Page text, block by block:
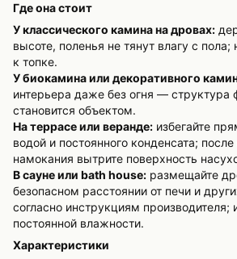
Где она стоит
У классического камина на дровах:
высоте, поленья не тянут влагу с
к топке.
У биокамина или декоративного
интерьера даже без огня —
становится объектом.
На террасе или веранде: избегайте
водой и постоянного конденсата; после
намокания вытрите поверхность
В сауне или bath house: размещайте
безопасном расстоянии от печи и
согласно инструкциям производителя;
постоянной влажности.
Характеристики